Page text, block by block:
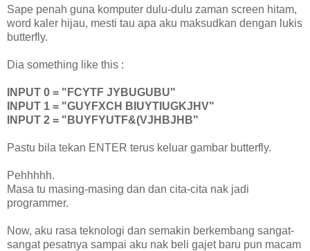
Sape penah guna komputer dulu-dulu zaman screen hitam,
word kaler hijau, mesti tau apa aku maksudkan dengan lukis
butterfly.
Dia something like this :
INPUT 0 = "FCYTF JYBUGUBU"
INPUT 1 = "GUYFXCH BIUYTIUGKJHV"
INPUT 2 = "BUYFYUTF&(VJHBJHB"
Pastu bila tekan ENTER terus keluar gambar butterfly.
Pehhhhh.
Masa tu masing-masing dan dan cita-cita nak jadi
programmer.
Now, aku rasa teknologi dan semakin berkembang sangat-
sangat pesatnya sampai aku nak beli gajet baru pun macam